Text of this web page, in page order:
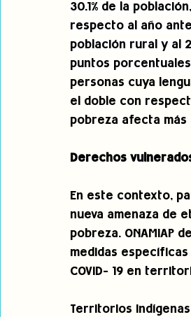
30.1% de la
respecto al año
población rural y al
puntos
personas cuya
el doble con
pobreza afecta más
Derechos
En este contexto,
nueva amenaza de
pobreza. ONAMIAP
medidas
COVID- 19 en
Territorios